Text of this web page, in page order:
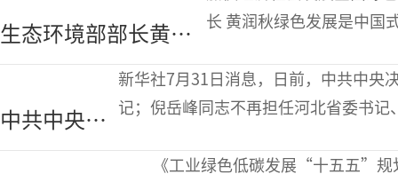
100万吨
生态环境部部长黄润
秋：加快经济社会发
展全面绿色转型 不断
绘就美丽中国新画卷
长 黄润秋绿色发展是中国
时代科技革命和产业变革
中共中央决
定：罗文任
新华社7月31日消息，日前，中共中央
记；倪岳峰同志不再担任河北省委书
管理科学与《工业绿色低碳发展“十五五”规